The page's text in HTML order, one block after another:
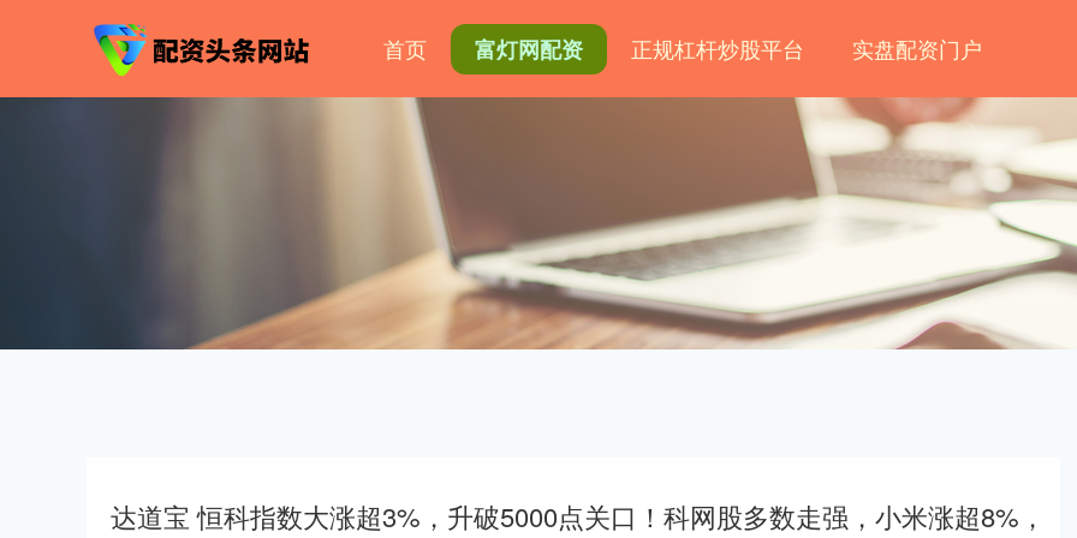
首页 富灯网配资 正规杠杆炒股平台 实盘配资门户
达道宝 恒科指数大涨超3%，升破5000点关口！科网股多数走强，小米涨超8%，